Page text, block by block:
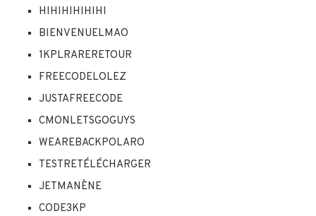
HIHIHIHIHIHI
BIENVENUELMAO
1KPLRARERETOUR
FREECODELOLEZ
JUSTAFREECODE
CMONLETSGOGUYS
WEAREBACKPOLARO
TESTRETÉLÉCHARGER
JETMANÈNE
CODE3KP